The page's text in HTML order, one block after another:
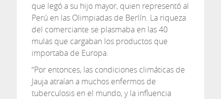
que legó a su hijo mayor, quien representó al
Perú en las Olimpiadas de Berlín. La riqueza
del comerciante se plasmaba en las 40
mulas que cargaban los productos que
importaba de Europa.
“Por entonces, las condiciones climáticas de
Jauja atraían a muchos enfermos de
tuberculosis en el mundo, y la influencia